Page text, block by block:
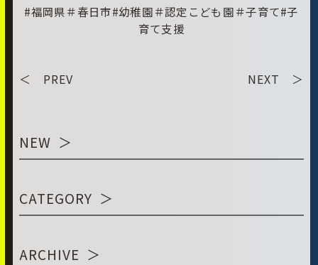
#福岡県＃春日市#幼稚園＃認定こども園＃子育て#子
育て支援
＜ PREV NEXT ＞
NEW
CATEGORY
ARCHIVE